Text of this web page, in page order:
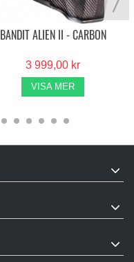
BANDIT ALIEN II - CARBON
3 999,00 kr
VISA MER